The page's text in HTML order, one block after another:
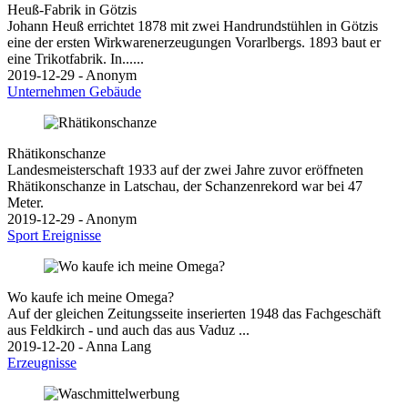
Heuß-Fabrik in Götzis
Johann Heuß errichtet 1878 mit zwei Handrundstühlen in Götzis
eine der ersten Wirkwarenerzeugungen Vorarlbergs. 1893 baut er
eine Trikotfabrik. In......
2019-12-29 - Anonym
Unternehmen Gebäude
Rhätikonschanze
Landesmeisterschaft 1933 auf der zwei Jahre zuvor eröffneten
Rhätikonschanze in Latschau, der Schanzenrekord war bei 47
Meter.
2019-12-29 - Anonym
Sport Ereignisse
Wo kaufe ich meine Omega?
Auf der gleichen Zeitungsseite inserierten 1948 das Fachgeschäft
aus Feldkirch - und auch das aus Vaduz ...
2019-12-20 - Anna Lang
Erzeugnisse